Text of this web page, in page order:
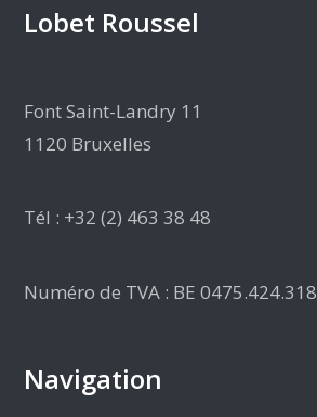
Lobet Roussel
Font Saint-Landry 11
1120 Bruxelles
Tél : +32 (2) 463 38 48
Numéro de TVA : BE 0475.424.318
Navigation